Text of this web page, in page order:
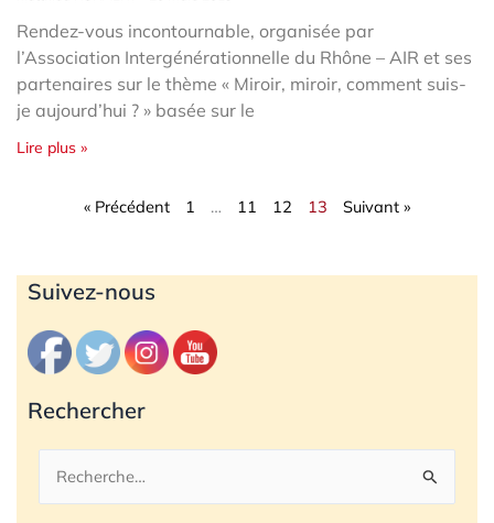
Rendez-vous incontournable, organisée par
l’Association Intergénérationnelle du Rhône – AIR et ses
partenaires sur le thème « Miroir, miroir, comment suis-
je aujourd’hui ? » basée sur le
Lire plus »
« Précédent 1 … 11 12 13 Suivant »
Suivez-nous
Rechercher
Rechercher :
Archives